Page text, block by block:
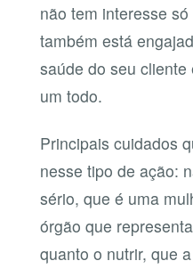
não tem interesse
também está
saúde do seu
um todo.
Principais cuidados
nesse tipo de ação:
sério, que é uma
órgão que
quanto o nutrir, que